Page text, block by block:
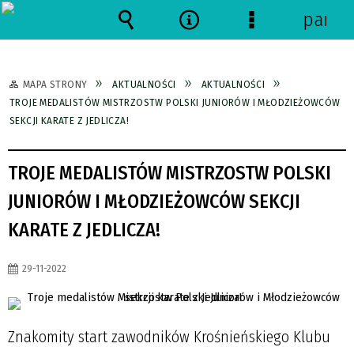
MAPA STRONY AKTUALNOŚCI
AKTUALNOŚCI
TROJE MEDALISTÓW MISTRZOSTW POLSKI JUNIORÓW I MŁODZIEŻOWCÓW
SEKCJI KARATE Z JEDLICZA!
TROJE MEDALISTÓW MISTRZOSTW POLSKI
JUNIORÓW I MŁODZIEŻOWCÓW SEKCJI
KARATE Z JEDLICZA!
29-11-2022
Znakomity start zawodników Krośnieńskiego Klubu
Wyszukiwarka
NarzędziaMenu
panel